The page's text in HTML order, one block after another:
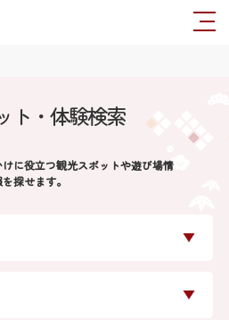
ト・体験検索
に役立つ観光スポットや遊び場情
探せます。